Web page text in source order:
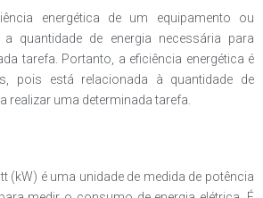
energética de um equipamento ou
quantidade de energia necessária para
tarefa. Portanto, a eficiência energética é
pois está relacionada à quantidade de
realizar uma determinada tarefa.
(kW) é uma unidade de medida de potência